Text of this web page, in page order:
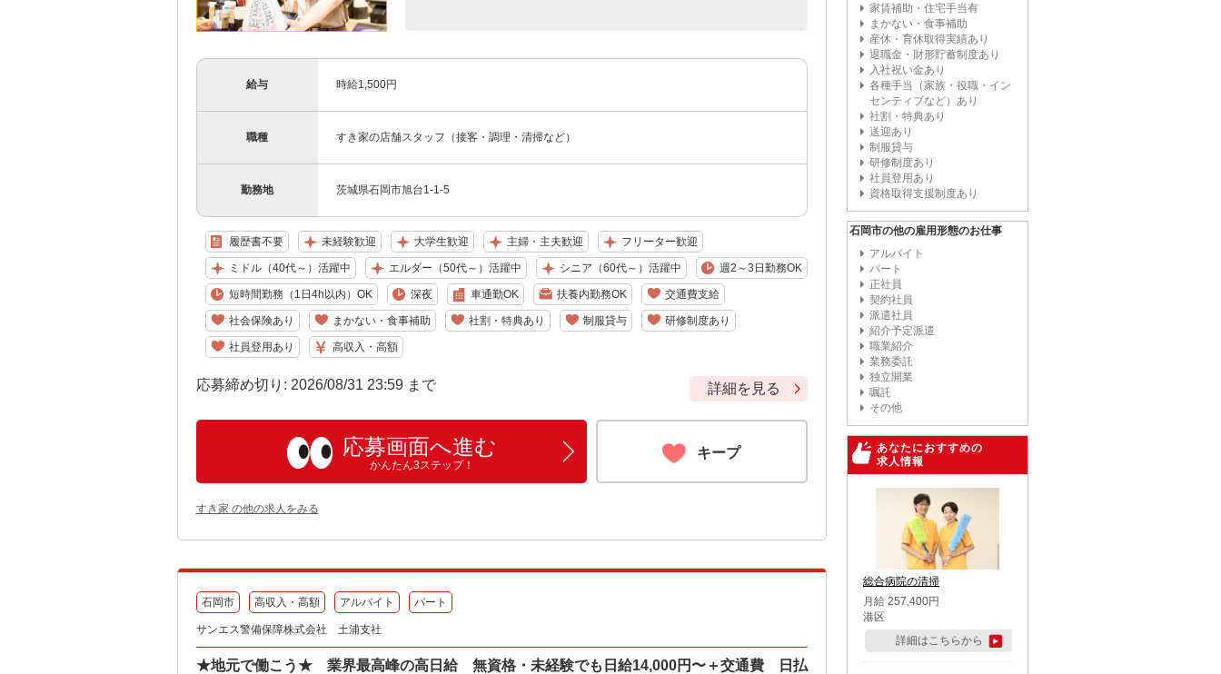
給与 時給1,500円
職種 すき家の店舗スタッフ（接客・調理・清掃など）
勤務地 茨城県石岡市旭台1-1-5
履歴書不要 未経験歓迎 大学生歓迎 主婦・主夫歓迎 フリーター歓迎
ミドル（40代～）活躍中 エルダー（50代～）活躍中 シニア（60代～）活躍中 週2～3日勤務OK
短時間勤務（1日4h以内）OK 深夜 車通勤OK 扶養内勤務OK 交通費支給
社会保険あり まかない・食事補助 社割・特典あり 制服貸与 研修制度あり
社員登用あり 高収入・高額
応募締め切り: 2026/08/31 23:59 まで 詳細を見る
応募画面へ進む
かんたん3ステップ！
キープ
すき家 の他の求人をみる
石岡市 高収入・高額 アルバイト パート
サンエス警備保障株式会社 土浦支社
★地元で働こう★ 業界最高峰の高日給 無資格・未経験でも日給14,000円〜＋交通費 日払
家賃補助・住宅手当有
まかない・食事補助
産休・育休取得実績あり
退職金・財形貯蓄制度あり
入社祝い金あり
各種手当（家族・役職・イン
センティブなど）あり
社割・特典あり
送迎あり
制服貸与
研修制度あり
社員登用あり
資格取得支援制度あり
石岡市の他の雇用形態のお仕事
アルバイト
パート
正社員
契約社員
派遣社員
紹介予定派遣
職業紹介
業務委託
独立開業
嘱託
その他
あなたにおすすめの
求人情報
総合病院の清掃
月給 257,400円
港区
詳細はこちらから